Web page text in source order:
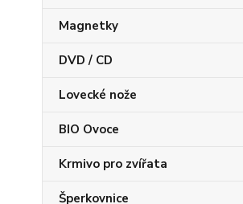
Magnetky
DVD / CD
Lovecké nože
BIO Ovoce
Krmivo pro zvířata
Šperkovnice